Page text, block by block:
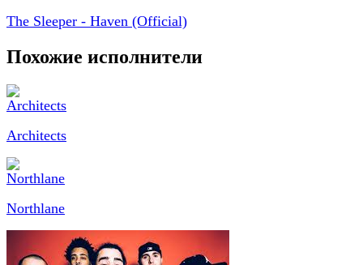
The Sleeper - Haven (Official)
Похожие исполнители
Architects
Northlane